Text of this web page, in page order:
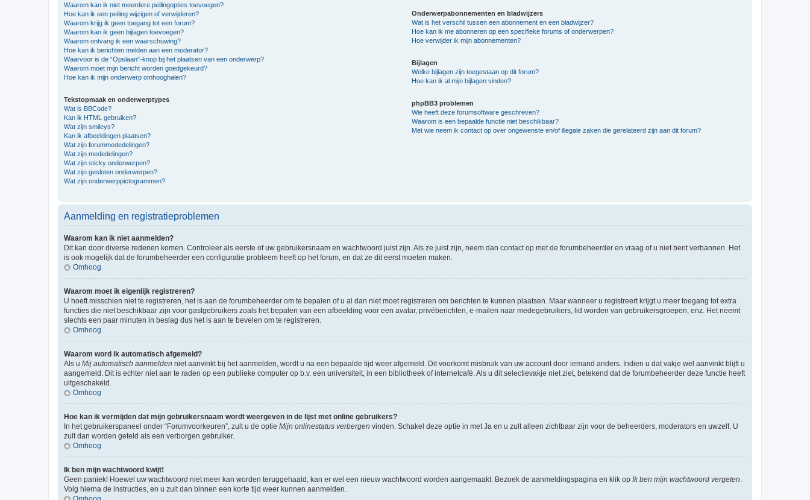
Waarom kan ik niet meerdere peilingopties toevoegen?
Hoe kan ik een peiling wijzigen of verwijderen?
Waarom krijg ik geen toegang tot een forum?
Waarom kan ik geen bijlagen toevoegen?
Waarom ontvang ik een waarschuwing?
Hoe kan ik berichten melden aan een moderator?
Waarvoor is de “Opslaan”-knop bij het plaatsen van een onderwerp?
Waarom moet mijn bericht worden goedgekeurd?
Hoe kan ik mijn onderwerp omhooghalen?
Tekstopmaak en onderwerptypes
Wat is BBCode?
Kan ik HTML gebruiken?
Wat zijn smileys?
Kan ik afbeeldingen plaatsen?
Wat zijn forummededelingen?
Wat zijn mededelingen?
Wat zijn sticky onderwerpen?
Wat zijn gesloten onderwerpen?
Wat zijn onderwerppictogrammen?
Onderwerpabonnementen en bladwijzers
Wat is het verschil tussen een abonnement en een bladwijzer?
Hoe kan ik me abonneren op een specifieke forums of onderwerpen?
Hoe verwijder ik mijn abonnementen?
Bijlagen
Welke bijlagen zijn toegestaan op dit forum?
Hoe kan ik al mijn bijlagen vinden?
phpBB3 problemen
Wie heeft deze forumsoftware geschreven?
Waarom is een bepaalde functie niet beschikbaar?
Met wie neem ik contact op over ongewenste en/of illegale zaken die gerelateerd zijn aan dit forum?
Aanmelding en registratieproblemen
Waarom kan ik niet aanmelden?
Dit kan door diverse redenen komen. Controleer als eerste of uw gebruikersnaam en wachtwoord juist zijn. Als ze juist zijn, neem dan contact op met de forumbeheerder en vraag of u niet bent verbannen. Het
is ook mogelijk dat de forumbeheerder een configuratie probleem heeft op het forum, en dat ze dit eerst moeten maken.
Omhoog
Waarom moet ik eigenlijk registreren?
U hoeft misschien niet te registreren, het is aan de forumbeheerder om te bepalen of u al dan niet moet registreren om berichten te kunnen plaatsen. Maar wanneer u registreert krijgt u meer toegang tot extra
functies die niet beschikbaar zijn voor gastgebruikers zoals het bepalen van een afbeelding voor een avatar, privéberichten, e-mailen naar medegebruikers, lid worden van gebruikersgroepen, enz. Het neemt
slechts een paar minuten in beslag dus het is aan te bevelen om te registreren.
Omhoog
Waarom word ik automatisch afgemeld?
Als u Mij automatisch aanmelden niet aanvinkt bij het aanmelden, wordt u na een bepaalde tijd weer afgemeld. Dit voorkomt misbruik van uw account door iemand anders. Indien u dat vakje wel aanvinkt blijft u
aangemeld. Dit is echter niet aan te raden op een publieke computer op b.v. een universiteit, in een bibliotheek of internetcafé. Als u dit selectievakje niet ziet, betekend dat de forumbeheerder deze functie heeft
uitgeschakeld.
Omhoog
Hoe kan ik vermijden dat mijn gebruikersnaam wordt weergeven in de lijst met online gebruikers?
In het gebruikerspaneel onder “Forumvoorkeuren”, zult u de optie Mijn onlinestatus verbergen vinden. Schakel deze optie in met Ja en u zult alleen zichtbaar zijn voor de beheerders, moderators en uwzelf. U
zult dan worden geteld als een verborgen gebruiker.
Omhoog
Ik ben mijn wachtwoord kwijt!
Geen paniek! Hoewel uw wachtwoord niet meer kan worden teruggehaald, kan er wel een nieuw wachtwoord worden aangemaakt. Bezoek de aanmeldingspagina en klik op Ik ben mijn wachtwoord vergeten
Volg hierna de instructies, en u zult dan binnen een korte tijd weer kunnen aanmelden.